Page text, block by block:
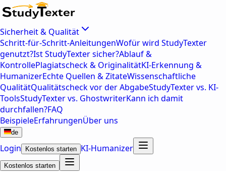
Sicherheit & Qualität
Schritt-für-Schritt-AnleitungenWofür wird StudyTexter
genutzt?Ist StudyTexter sicher?Ablauf &
KontrollePlagiatscheck & OriginalitätKI-Erkennung &
HumanizerEchte Quellen & ZitateWissenschaftliche
QualitätQualitätscheck vor der AbgabeStudyTexter vs. KI-
ToolsStudyTexter vs. GhostwriterKann ich damit
durchfallen?FAQ
BeispieleErfahrungenÜber uns
de
Login Kostenlos starten KI-Humanizer
Kostenlos starten